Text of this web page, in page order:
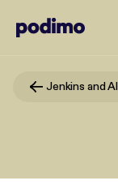
Jenkins and